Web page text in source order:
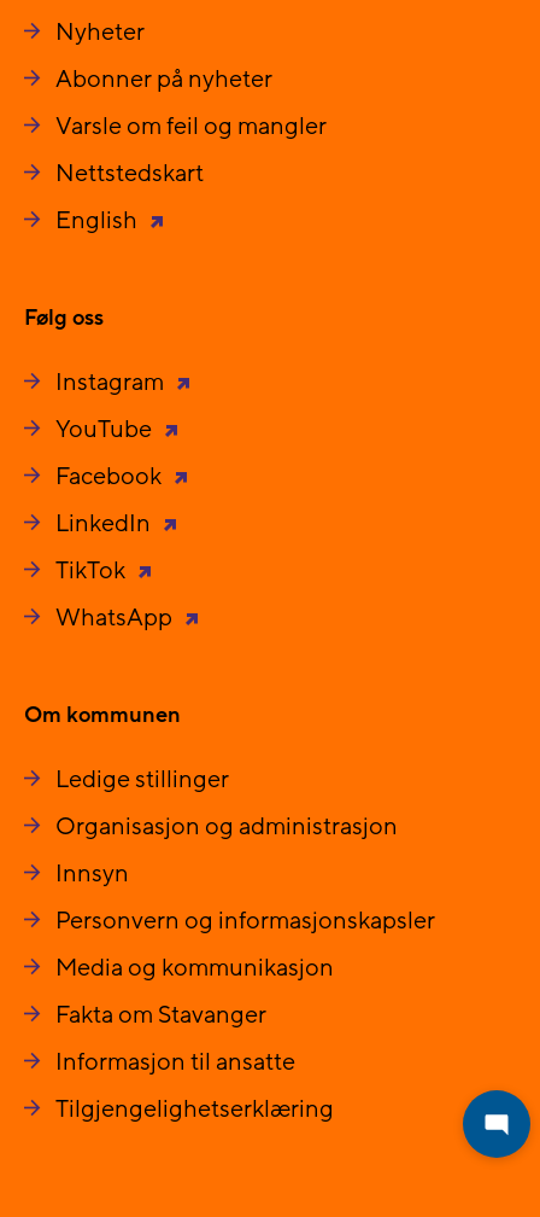
Nyheter
Abonner på nyheter
Varsle om feil og mangler
Nettstedskart
English
Følg oss
Instagram
YouTube
Facebook
LinkedIn
TikTok
WhatsApp
Om kommunen
Ledige stillinger
Organisasjon og administrasjon
Innsyn
Personvern og informasjonskapsler
Media og kommunikasjon
Fakta om Stavanger
Informasjon til ansatte
Tilgjengelighetserklæring